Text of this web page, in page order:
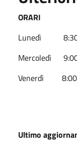
ORARI
Lunedì
Mercoledì
Venerdì
Ultimo